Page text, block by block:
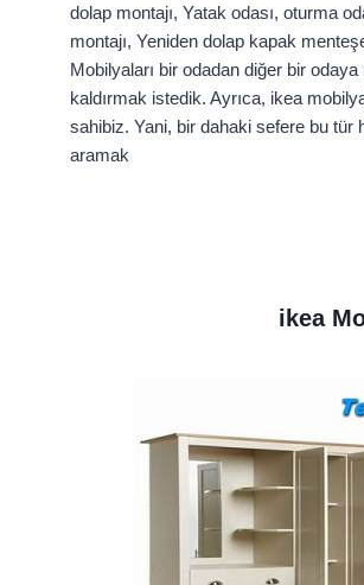
dolap montajı, Yatak odası, oturma
montajı, Yeniden dolap kapak
Mobilyaları bir odadan diğer bir
kaldırmak istedik. Ayrıca, ikea
sahibiz. Yani, bir dahaki sefere bu tür
aramak
ikea